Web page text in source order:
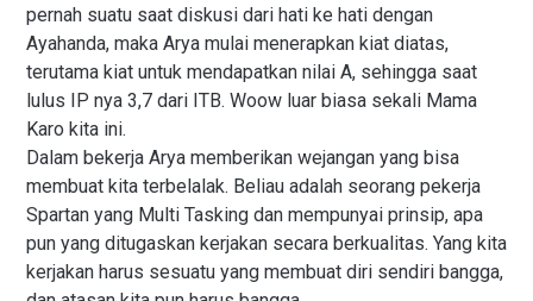
pernah suatu saat diskusi dari hati ke hati dengan
Ayahanda, maka Arya mulai menerapkan kiat diatas,
terutama kiat untuk mendapatkan nilai A, sehingga saat
lulus IP nya 3,7 dari ITB. Woow luar biasa sekali Mama
Karo kita ini.
Dalam bekerja Arya memberikan wejangan yang bisa
membuat kita terbelalak. Beliau adalah seorang pekerja
Spartan yang Multi Tasking dan mempunyai prinsip, apa
pun yang ditugaskan kerjakan secara berkualitas. Yang kita
kerjakan harus sesuatu yang membuat diri sendiri bangga,